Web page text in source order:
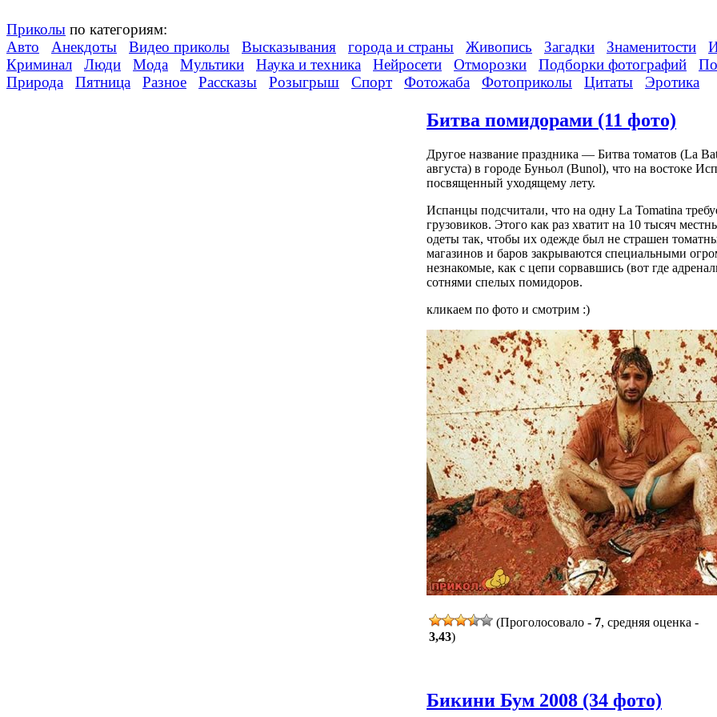
Приколы по категориям:
Авто
Анекдоты Видео приколы Высказывания города и страны Живопись Загадки Знаменитости
Криминал
Люди Мода Мультики Наука и техника Нейросети Отморозки Подборки фотографий
Природа
Пятница Разное Рассказы Розыгрыш Спорт Фотожаба Фотоприколы Цитаты Эротика
Битва помидорами (11 фото)
Другое название праздника — Битва томатов (La
августа) в городе Буньол (Bunol), что на востоке
посвященный уходящему лету.
Испанцы подсчитали, что на одну La Tomatina
грузовиков. Этого как раз хватит на 10 тысяч
одеты так, чтобы их одежде был не страшен
магазинов и баров закрываются специальными
незнакомые, как с цепи сорвавшись (вот где
сотнями спелых помидоров.
кликаем по фото и смотрим :)
(Проголосовало - 7, средняя оценка -
3,43)
Бикини Бум 2008 (34 фото)